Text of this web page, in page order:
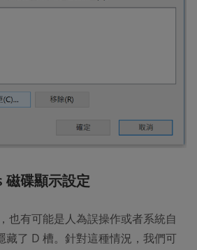
碟顯示設定
也有可能是人為誤操作或者系統自
藏了 D 槽。針對這種情況，我們可